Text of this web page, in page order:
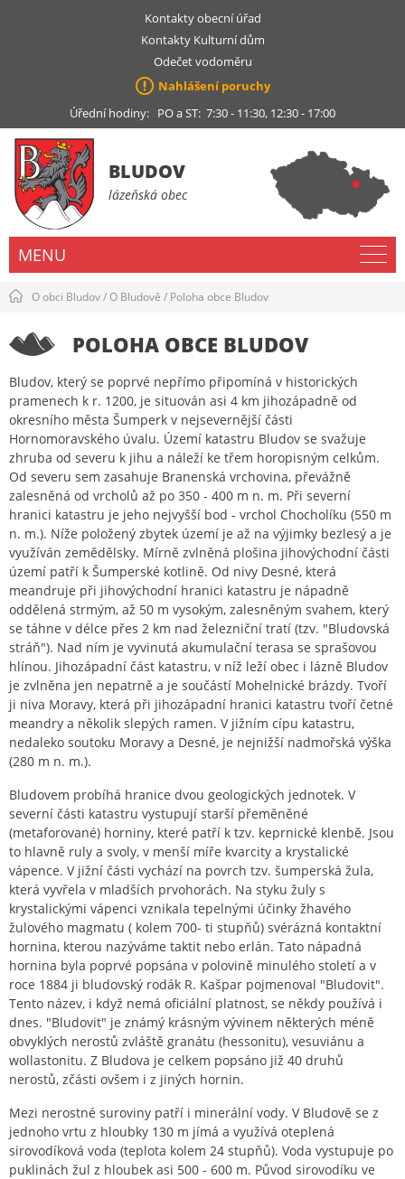
Kontakty obecní úřad
Kontakty Kulturní dům
Odečet vodoměru
Nahlášení poruchy
Úřední hodiny: PO a ST: 7:30 - 11:30, 12:30 - 17:00
BLUDOV
lázeňská obec
MENU
O obci Bludov/O Bludově / Poloha obce Bludov
POLOHA OBCE BLUDOV
Bludov, který se poprvé nepřímo připomíná v historických
pramenech k r. 1200, je situován asi 4 km jihozápadně od
okresního města Šumperk v nejsevernější části
Hornomoravského úvalu. Území katastru Bludov se svažuje
zhruba od severu k jihu a náleží ke třem horopisným celkům.
Od severu sem zasahuje Branenská vrchovina, převážně
zalesněná od vrcholů až po 350 - 400 m n. m. Při severní
hranici katastru je jeho nejvyšší bod - vrchol Chocholíku (550 m
n. m.). Níže položený zbytek území je až na výjimky bezlesý a je
využíván zemědělsky. Mírně zvlněná plošina jihovýchodní části
území patří k Šumperské kotlině. Od nivy Desné, která
meandruje při jihovýchodní hranici katastru je nápadně
oddělená strmým, až 50 m vysokým, zalesněným svahem, který
se táhne v délce přes 2 km nad železniční tratí (tzv. "Bludovská
stráň"). Nad ním je vyvinutá akumulační terasa se sprašovou
hlínou. Jihozápadní část katastru, v níž leží obec i lázně Bludov
je zvlněna jen nepatrně a je součástí Mohelnické brázdy. Tvoří
ji niva Moravy, která při jihozápadní hranici katastru tvoří četné
meandry a několik slepých ramen. V jižním cípu katastru,
nedaleko soutoku Moravy a Desné, je nejnižší nadmořská výška
(280 m n. m.).
Bludovem probíhá hranice dvou geologických jednotek. V
severní části katastru vystupují starší přeměněné
(metaforované) horniny, které patří k tzv. keprnické klenbě. Jsou
to hlavně ruly a svoly, v menší míře kvarcity a krystalické
vápence. V jižní části vychází na povrch tzv. šumperská žula,
která vyvřela v mladších prvohorách. Na styku žuly s
krystalickými vápenci vznikala tepelnými účinky žhavého
žulového magmatu ( kolem 700- ti stupňů) svérázná kontaktní
hornina, kterou nazýváme taktit nebo erlán. Tato nápadná
hornina byla poprvé popsána v polovině minulého století a v
roce 1884 ji bludovský rodák R. Kašpar pojmenoval "Bludovit".
Tento název, i když nemá oficiální platnost, se někdy používá i
dnes. "Bludovit" je známý krásným vývinem některých méně
obvyklých nerostů zvláště granátu (hessonitu), vesuviánu a
wollastonitu. Z Bludova je celkem popsáno již 40 druhů
nerostů, zčásti ovšem i z jiných hornin.
Mezi nerostné suroviny patří i minerální vody. V Bludově se z
jednoho vrtu z hloubky 130 m jímá a využívá oteplená
sirovodíková voda (teplota kolem 24 stupňů). Voda vystupuje po
puklinách žul z hloubek asi 500 - 600 m. Původ sirovodíku ve